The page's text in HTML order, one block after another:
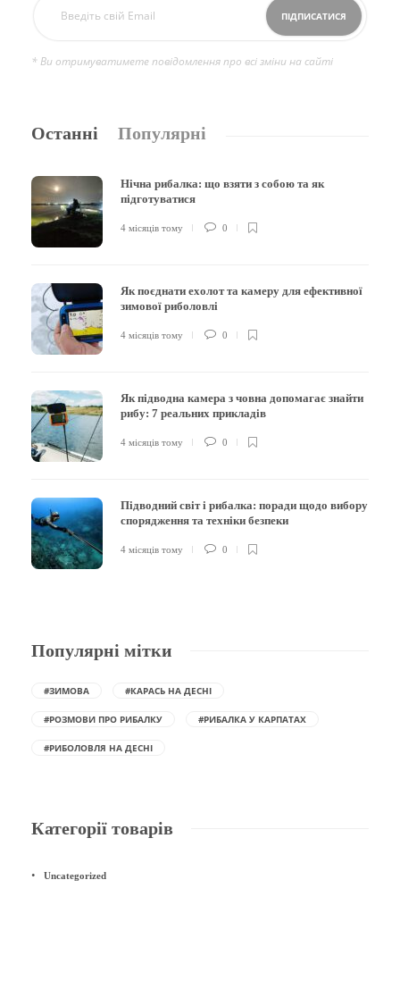
* Ви отримуватимете повідомлення про всі зміни на сайті
Останні Популярні
Нічна рибалка: що взяти з собою та як
підготуватися
4 місяців тому 0
Як поєднати ехолот та камеру для ефективної
зимової риболовлі
4 місяців тому 0
Як підводна камера з човна допомагає знайти
рибу: 7 реальних прикладів
4 місяців тому 0
Підводний світ і рибалка: поради щодо вибору
спорядження та техніки безпеки
4 місяців тому 0
Популярні мітки
#ЗИМОВА #КАРАСЬ НА ДЕСНІ
#РОЗМОВИ ПРО РИБАЛКУ #РИБАЛКА У КАРПАТАХ
#РИБОЛОВЛЯ НА ДЕСНІ
Категорії товарів
Uncategorized